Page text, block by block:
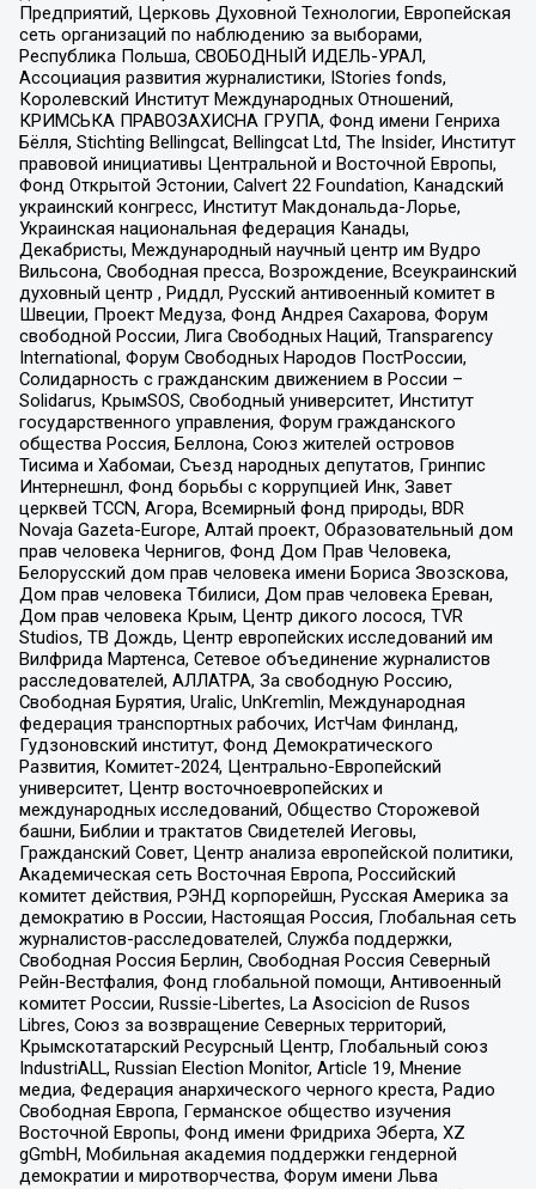
Предприятий, Церковь Духовной Технологии, Европейская
сеть организаций по наблюдению за выборами,
Республика Польша, СВОБОДНЫЙ ИДЕЛЬ-УРАЛ,
Ассоциация развития журналистики, IStories fonds,
Королевский Институт Международных Отношений,
КРИМСЬКА ПРАВОЗАХИСНА ГРУПА, Фонд имени Генриха
Бёлля, Stichting Bellingcat, Bellingcat Ltd, The Insider, Институт
правовой инициативы Центральной и Восточной Европы,
Фонд Открытой Эстонии, Calvert 22 Foundation, Канадский
украинский конгресс, Институт Макдональда-Лорье,
Украинская национальная федерация Канады,
Декабристы, Международный научный центр им Вудро
Вильсона, Свободная пресса, Возрождение, Всеукраинский
духовный центр , Риддл, Русский антивоенный комитет в
Швеции, Проект Медуза, Фонд Андрея Сахарова, Форум
свободной России, Лига Свободных Наций, Transparеncy
International, Форум Свободных Народов ПостРоссии,
Солидарность с гражданским движением в России –
Solidarus, КрымSOS, Свободный университет, Институт
государственного управления, Форум гражданского
общества Россия, Беллона, Союз жителей островов
Тисима и Хабомаи, Съезд народных депутатов, Гринпис
Интернешнл, Фонд борьбы с коррупцией Инк, Завет
церквей TCCN, Агора, Всемирный фонд природы, BDR
Novaja Gazeta-Europe, Алтай проект, Образовательный дом
прав человека Чернигов, Фонд Дом Прав Человека,
Белорусский дом прав человека имени Бориса Звозскова,
Дом прав человека Тбилиси, Дом прав человека Ереван,
Дом прав человека Крым, Центр дикого лосося, TVR
Studios, ТВ Дождь, Центр европейских исследований им
Вилфрида Мартенса, Сетевое объединение журналистов
расследователей, АЛЛАТРА, За свободную Россию,
Свободная Бурятия, Uralic, UnKremlin, Международная
федерация транспортных рабочих, ИстЧам Финланд,
Гудзоновский институт, Фонд Демократического
Развития, Комитет-2024, Центрально-Европейский
университет, Центр восточноевропейских и
международных исследований, Общество Сторожевой
башни, Библии и трактатов Свидетелей Иеговы,
Гражданский Совет, Центр анализа европейской политики,
Академическая сеть Восточная Европа, Российский
комитет действия, РЭНД корпорейшн, Русская Америка за
демократию в России, Настоящая Россия, Глобальная сеть
журналистов-расследователей, Служба поддержки,
Свободная Россия Берлин, Свободная Россия Северный
Рейн-Вестфалия, Фонд глобальной помощи, Антивоенный
комитет России, Russie-Libertes, La Asocicion de Rusos
Libres, Союз за возвращение Северных территорий,
Крымскотатарский Ресурсный Центр, Глобальный союз
IndustriALL, Russian Election Monitor, Article 19, Мнение
медиа, Федерация анархического черного креста, Радио
Свободная Европа, Германское общество изучения
Восточной Европы, Фонд имени Фридриха Эберта, XZ
gGmbH, Мобильная академия поддержки гендерной
демократии и миротворчества, Форум имени Льва